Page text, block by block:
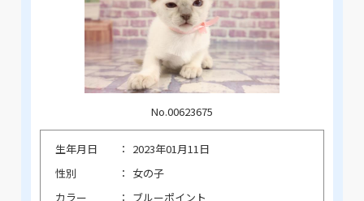
No.00623675
生年月日
2023年01月11日
性別
女の子
カラー
ブルーポイント